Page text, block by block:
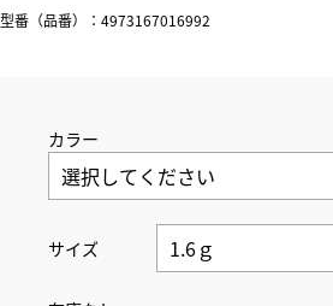
型番（品番）：4973167016992
カラー
サイズ